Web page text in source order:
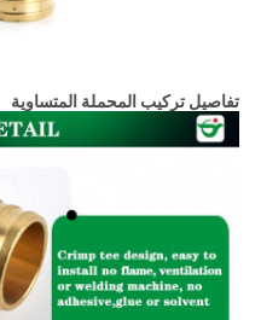
تفاصيل تركيب المحملة المتساوية